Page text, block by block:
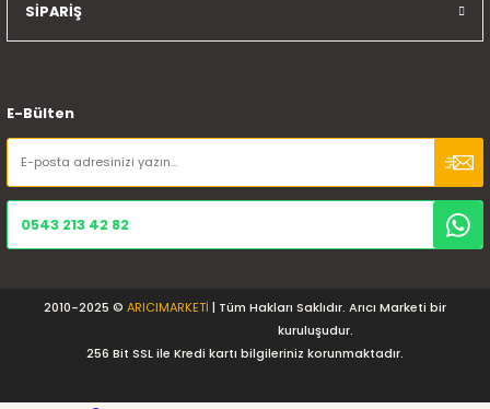
SİPARİŞ
E-Bülten
0543 213 42 82
2010-2025 © ARICIMARKETİ | Tüm Hakları Saklıdır. Arıcı Marketi bir
kuruluşudur.
256 Bit SSL ile Kredi kartı bilgileriniz korunmaktadır.